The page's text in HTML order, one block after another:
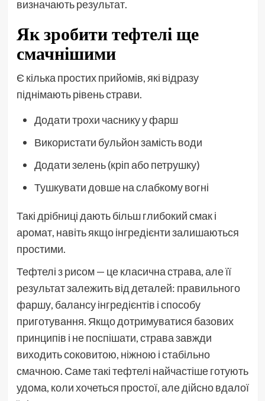
визначають результат.
Як зробити тефтелі ще
смачнішими
Є кілька простих прийомів, які відразу
піднімають рівень страви.
Додати трохи часнику у фарш
Використати бульйон замість води
Додати зелень (кріп або петрушку)
Тушкувати довше на слабкому вогні
Такі дрібниці дають більш глибокий смак і
аромат, навіть якщо інгредієнти залишаються
простими.
Тефтелі з рисом — це класична страва, але її
результат залежить від деталей: правильного
фаршу, балансу інгредієнтів і способу
приготування. Якщо дотримуватися базових
принципів і не поспішати, страва завжди
виходить соковитою, ніжною і стабільно
смачною. Саме такі тефтелі найчастіше готують
удома, коли хочеться простої, але дійсно вдалої